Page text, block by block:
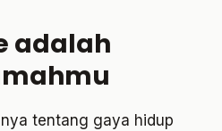
adalah
tentang gaya hidup